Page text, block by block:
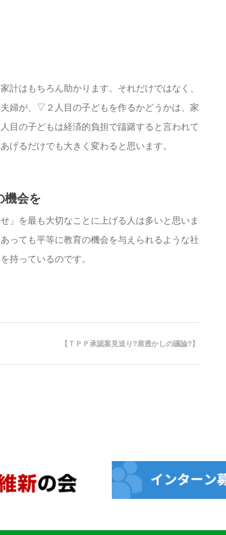
計はもちろん助かります。それだけではなく、
婦が、▽２人目の子どもを作るかどうかは、家
目の子どもは経済的負担で躊躇すると言われて
げるだけでも大きく変わると思います。
機会を
」を最も大切なことに上げる人は多いと思いま
っても平等に教育の機会を与えられるような社
持っているのです。
【ＴＰＰ承認案見送り?肩透かしの議論?】